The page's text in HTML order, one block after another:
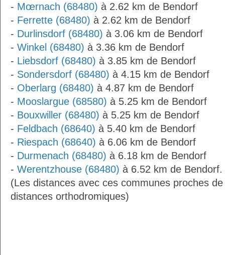
- Mœrnach (68480) à 2.62 km de Bendorf
- Ferrette (68480) à 2.62 km de Bendorf
- Durlinsdorf (68480) à 3.06 km de Bendorf
- Winkel (68480) à 3.36 km de Bendorf
- Liebsdorf (68480) à 3.85 km de Bendorf
- Sondersdorf (68480) à 4.15 km de Bendorf
- Oberlarg (68480) à 4.87 km de Bendorf
- Mooslargue (68580) à 5.25 km de Bendorf
- Bouxwiller (68480) à 5.25 km de Bendorf
- Feldbach (68640) à 5.40 km de Bendorf
- Riespach (68640) à 6.06 km de Bendorf
- Durmenach (68480) à 6.18 km de Bendorf
- Werentzhouse (68480) à 6.52 km de Bendorf.
(Les distances avec ces communes proches
distances orthodromiques)